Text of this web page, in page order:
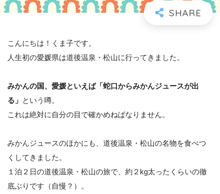
こんにちは！くま子です。
人生初の愛媛県は道後温泉・松山に行ってきました。
みかんの国、愛媛といえば「蛇口からみかんジュースが出
る」 という噂。
これは絶対に自分の目で確かめねばなりません。
みかんジュースのほかにも、道後温泉・松山の名物を食べつ
くしてきました。
１泊２日の道後温泉・松山の旅で、約２kg太ったくらいの徹
底ぶりです（自慢？）。